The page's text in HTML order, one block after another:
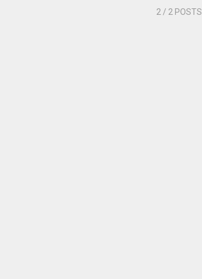
2 / 2 POSTS